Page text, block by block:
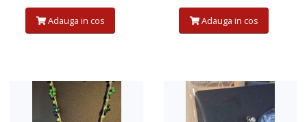
Adauga in cos Adauga in cos